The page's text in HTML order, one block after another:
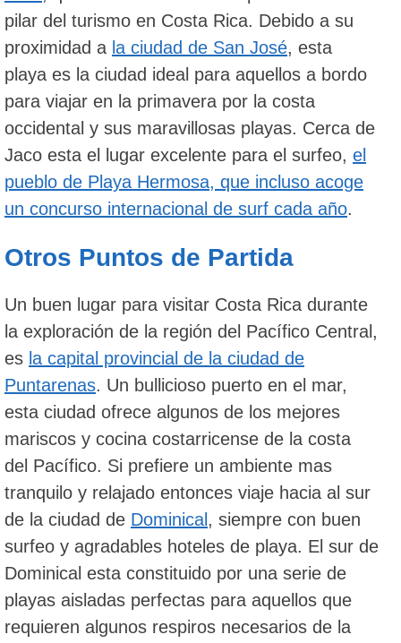
pilar del turismo en Costa Rica. Debido a su
proximidad a la ciudad de San José, esta
playa es la ciudad ideal para aquellos a bordo
para viajar en la primavera por la costa
occidental y sus maravillosas playas. Cerca de
Jaco esta el lugar excelente para el surfeo, el
pueblo de Playa Hermosa, que incluso acoge
un concurso internacional de surf cada año.
Otros Puntos de Partida
Un buen lugar para visitar Costa Rica durante
la exploración de la región del Pacífico Central,
es la capital provincial de la ciudad de
Puntarenas. Un bullicioso puerto en el mar,
esta ciudad ofrece algunos de los mejores
mariscos y cocina costarricense de la costa
del Pacífico. Si prefiere un ambiente mas
tranquilo y relajado entonces viaje hacia al sur
de la ciudad de Dominical , siempre con buen
surfeo y agradables hoteles de playa. El sur de
Dominical esta constituido por una serie de
playas aisladas perfectas para aquellos que
requieren algunos respiros necesarios de la